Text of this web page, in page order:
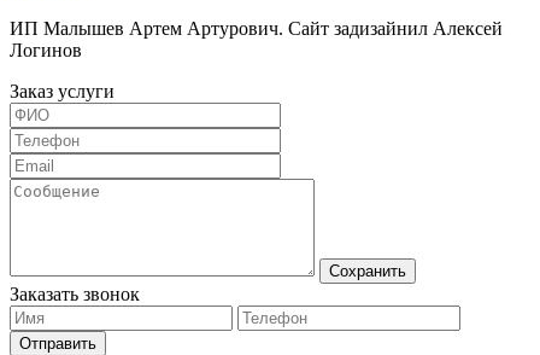
ИП Малышев Артем Артурович. Сайт задизайнил Алексей
Логинов
Заказ услуги
Сохранить
Заказать звонок
Отправить